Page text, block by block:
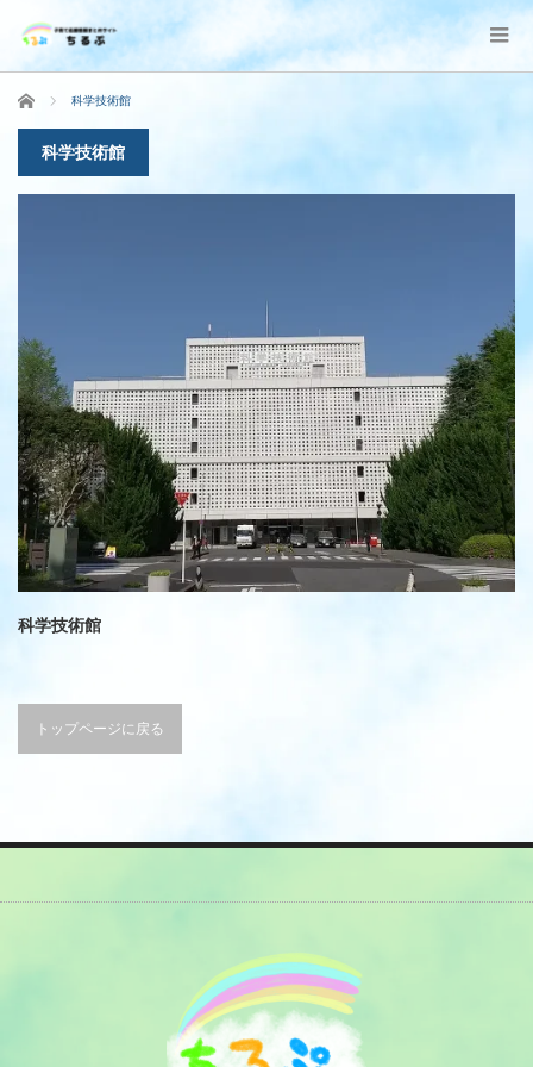
ホーム 科学技術館
科学技術館
科学技術館
トップページに戻る